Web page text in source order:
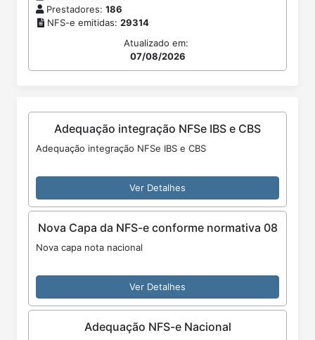
Prestadores: 186
NFS-e emitidas: 29314
Atualizado em:
07/08/2026
Adequação integração NFSe IBS e CBS
Adequação integração NFSe IBS e CBS
Ver Detalhes
Nova Capa da NFS-e conforme normativa 08
Nova capa nota nacional
Ver Detalhes
Adequação NFS-e Nacional